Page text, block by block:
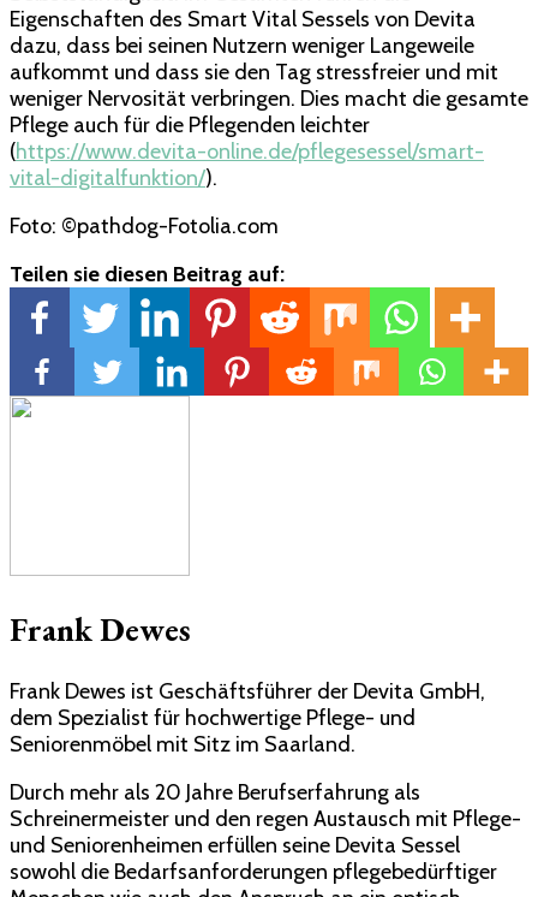
Eigenschaften des Smart Vital Sessels von Devita
dazu, dass bei seinen Nutzern weniger Langeweile
aufkommt und dass sie den Tag stressfreier und mit
weniger Nervosität verbringen. Dies macht die gesamte
Pflege auch für die Pflegenden leichter
(https://www.devita-online.de/pflegesessel/smart-
vital-digitalfunktion/).
Foto: ©pathdog-Fotolia.com
Teilen sie diesen Beitrag auf:
Frank Dewes
Frank Dewes ist Geschäftsführer der Devita GmbH,
dem Spezialist für hochwertige Pflege- und
Seniorenmöbel mit Sitz im Saarland.
Durch mehr als 20 Jahre Berufserfahrung als
Schreinermeister und den regen Austausch mit Pflege-
und Seniorenheimen erfüllen seine Devita Sessel
sowohl die Bedarfsanforderungen pflegebedürftiger